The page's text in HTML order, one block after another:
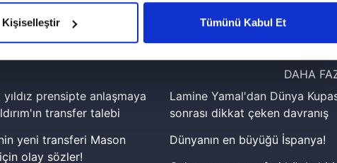
takdirde, kullanıcılara hedefli reklamlar gösterilmeyecektir."
kendimize ve üçüncü kişilere ait çerezler kullanılmaktadır. Bu
gerekli olan çerezler bilgi toplumu hizmetlerinin sunulması
işlevsel kılınması ve kişiselleştirilmesi ve sizlere yönelik
olarak açık rızanız dahilinde kullanılacaktır.
Kişiselleştir Tümünü Kabul Et
DAHA
prensipte anlaşmaya
transfer talebi
yeni transferi Mason
olay sözler!
Lamine Yamal'dan Dünya
sonrası dikkat çeken davranış
Dünyanın en büyüğü İspanya!